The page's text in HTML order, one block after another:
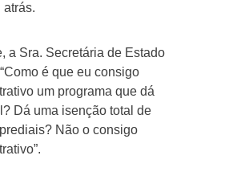
atrás.
a Sra. Secretária de Estado
é que eu consigo
um programa que dá
Dá uma isenção total de
Não o consigo